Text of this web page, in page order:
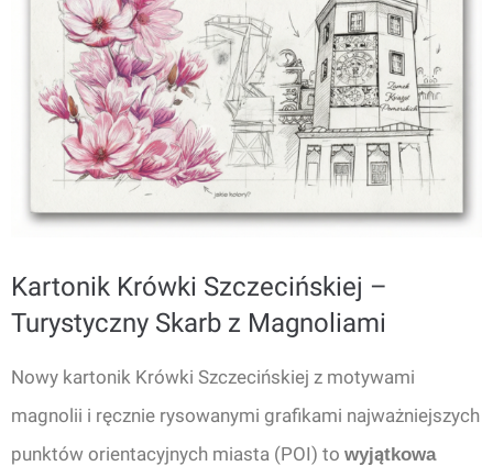
Kartonik Krówki Szczecińskiej –
Turystyczny Skarb z Magnoliami
Nowy kartonik Krówki Szczecińskiej z motywami
magnolii i ręcznie rysowanymi grafikami najważniejszych
punktów orientacyjnych miasta (POI) to wyjątkowa